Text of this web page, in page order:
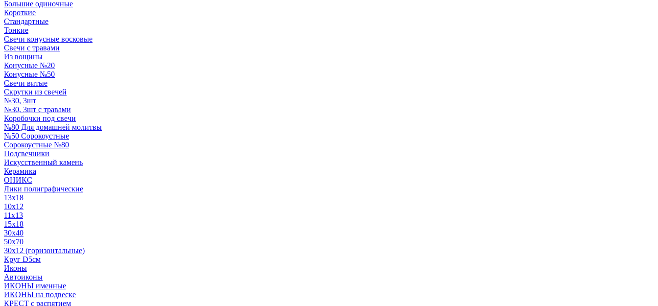
Большие одиночные
Короткие
Стандартные
Тонкие
Свечи конусные восковые
Свечи с травами
Из вощины
Конусные №20
Конусные №50
Свечи витые
Скрутки из свечей
№30, 3шт
№30, 3шт с травами
Коробочки под свечи
№80 Для домашней молитвы
№50 Сорокоустные
Сорокоустные №80
Подсвечники
Искусственный камень
Керамика
ОНИКС
Лики полиграфические
13x18
10x12
11х13
15х18
30x40
50x70
30x12 (горизонтальные)
Круг D5см
Иконы
Автоиконы
ИКОНЫ именные
ИКОНЫ на подвеске
КРЕСТ с распятием